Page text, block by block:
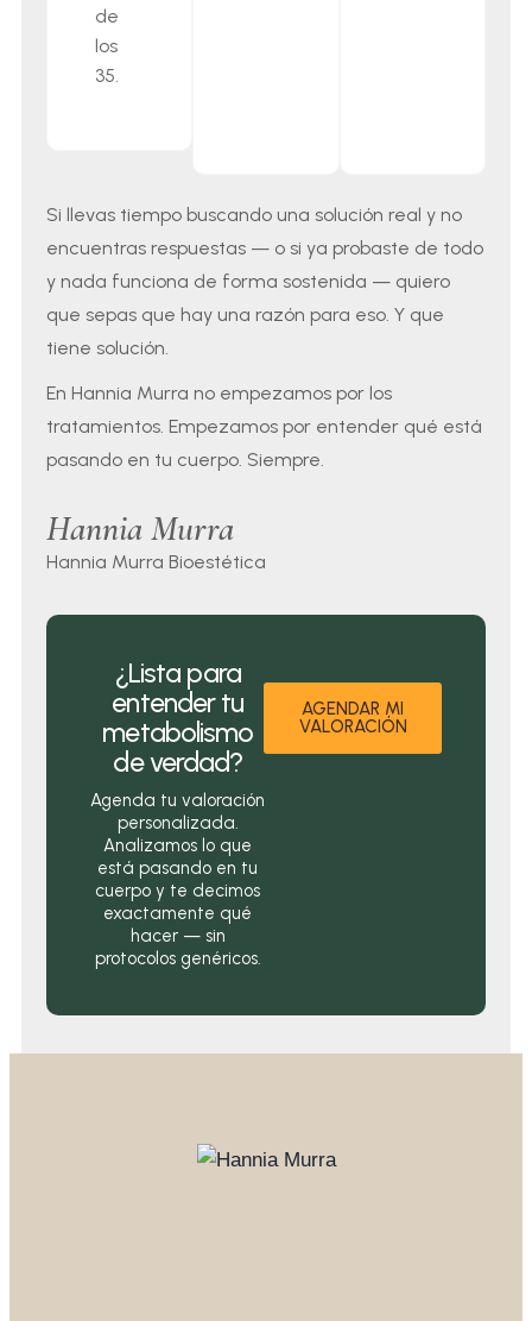
de
los
35.
Si llevas tiempo buscando una solución real y no
encuentras respuestas — o si ya probaste de todo
y nada funciona de forma sostenida — quiero
que sepas que hay una razón para eso. Y que
tiene solución.
En Hannia Murra no empezamos por los
tratamientos. Empezamos por entender qué está
pasando en tu cuerpo. Siempre.
Hannia Murra
Hannia Murra Bioestética
¿Lista para
entender tu
metabolismo
de verdad?
Agenda tu valoración
personalizada.
Analizamos lo que
está pasando en tu
cuerpo y te decimos
exactamente qué
hacer — sin
protocolos genéricos.
AGENDAR MI
VALORACIÓN